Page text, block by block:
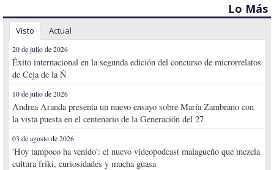
Lo Más
Visto Actual
20 de julio de 2026
Éxito internacional en la segunda edición del concurso de microrrelatos
de Ceja de la Ñ
10 de julio de 2026
Andrea Aranda presenta un nuevo ensayo sobre María Zambrano con
la vista puesta en el centenario de la Generación del 27
03 de agosto de 2026
'Hoy tampoco ha venido': el nuevo videopodcast malagueño que mezcla
cultura friki, curiosidades y mucha guasa